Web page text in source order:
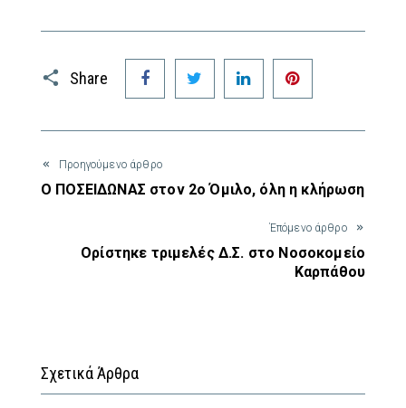
Share
Facebook Twitter LinkedIn
Προηγούμενο άρθρο
Ο ΠΟΣΕΙΔΩΝΑΣ στον 2ο Όμιλο, όλη η κλήρωση
Έπόμενο άρθρο
Ορίστηκε τριμελές Δ.Σ. στο Νοσοκομείο
Καρπάθου
Σχετικά Άρθρα